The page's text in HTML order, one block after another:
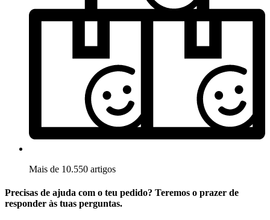
Mais de 10.550 artigos
Precisas de ajuda com o teu pedido? Teremos o prazer de
responder às tuas perguntas.